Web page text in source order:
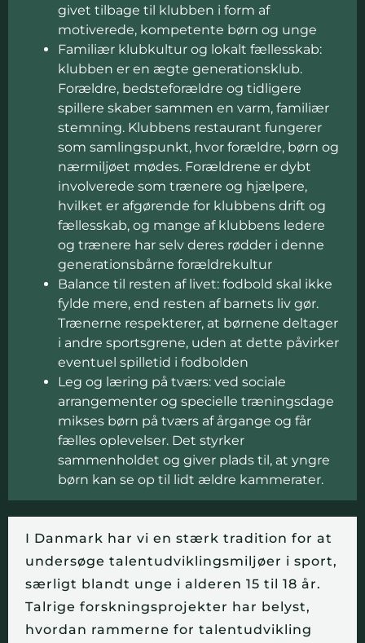
givet tilbage til klubben i form af
motiverede, kompetente børn og unge
Familiær klubkultur og lokalt fællesskab:
klubben er en ægte generationsklub.
Forældre, bedsteforældre og tidligere
spillere skaber sammen en varm, familiær
stemning. Klubbens restaurant fungerer
som samlingspunkt, hvor forældre, børn og
nærmiljøet mødes. Forældrene er dybt
involverede som trænere og hjælpere,
hvilket er afgørende for klubbens drift og
fællesskab, og mange af klubbens ledere
og trænere har selv deres rødder i denne
generationsbårne forældrekultur
Balance til resten af livet: fodbold skal ikke
fylde mere, end resten af barnets liv gør.
Trænerne respekterer, at børnene deltager
i andre sportsgrene, uden at dette påvirker
eventuel spilletid i fodbolden
Leg og læring på tværs: ved sociale
arrangementer og specielle træningsdage
mikses børn på tværs af årgange og får
fælles oplevelser. Det styrker
sammenholdet og giver plads til, at yngre
børn kan se op til lidt ældre kammerater.
I Danmark har vi en stærk tradition for at
undersøge talentudviklingsmiljøer i sport,
særligt blandt unge i alderen 15 til 18 år.
Talrige forskningsprojekter har belyst,
hvordan rammerne for talentudvikling